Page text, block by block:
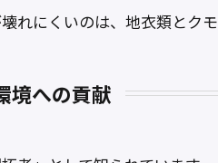
れにくいのは、地衣類とク
境への貢献